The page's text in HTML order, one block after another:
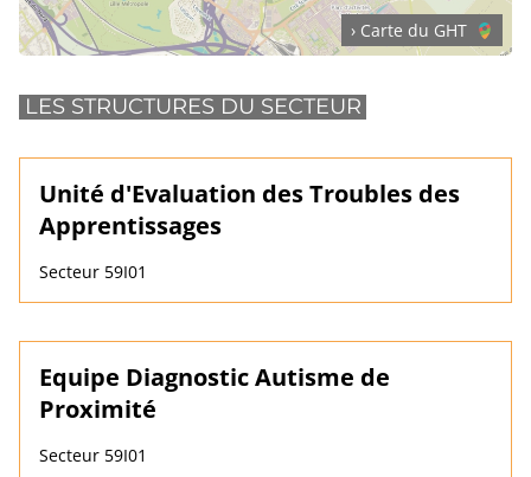
› Carte du GHT
LES STRUCTURES DU SECTEUR
Unité d'Evaluation des Troubles des
Apprentissages
Secteur 59I01
Equipe Diagnostic Autisme de
Proximité
Secteur 59I01